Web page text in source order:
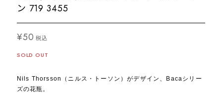
ン 719 3455
¥50 税込
SOLD OUT
Nils Thorsson（ニルス・トーソン）がデザイン、Bacaシリー
ズの花瓶。